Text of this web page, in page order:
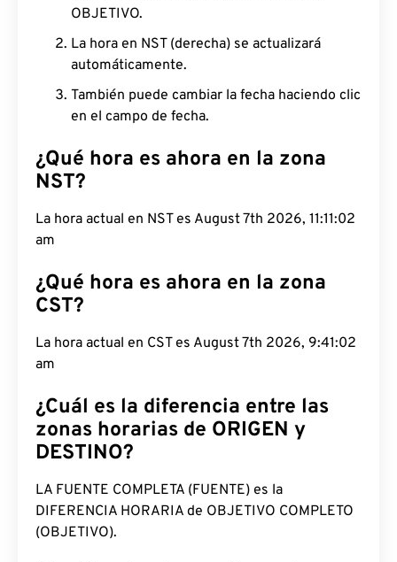
OBJETIVO.
La hora en NST (derecha) se actualizará
automáticamente.
También puede cambiar la fecha haciendo clic
en el campo de fecha.
¿Qué hora es ahora en la zona
NST?
La hora actual en NST es August 7th 2026, 11:11:03
am
¿Qué hora es ahora en la zona
CST?
La hora actual en CST es August 7th 2026, 9:41:03
am
¿Cuál es la diferencia entre las
zonas horarias de ORIGEN y
DESTINO?
LA FUENTE COMPLETA (FUENTE) es la
DIFERENCIA HORARIA de OBJETIVO COMPLETO
(OBJETIVO).